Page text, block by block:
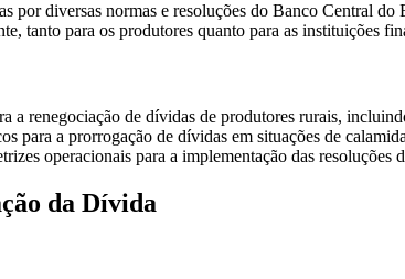
por diversas normas e resoluções do Banco Central
tanto para os produtores quanto para as instituições
a renegociação de dívidas de produtores rurais,
para a prorrogação de dívidas em situações de
operacionais para a implementação das resoluções
da Dívida